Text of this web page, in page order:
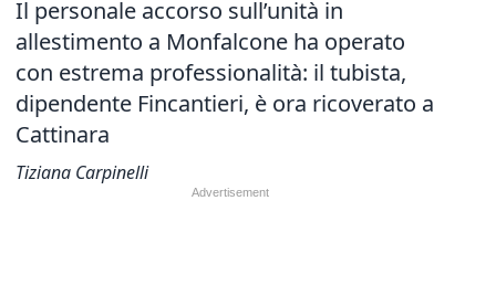
Il personale accorso sull’unità in
allestimento a Monfalcone ha operato
con estrema professionalità: il tubista,
dipendente Fincantieri, è ora ricoverato a
Cattinara
Tiziana Carpinelli